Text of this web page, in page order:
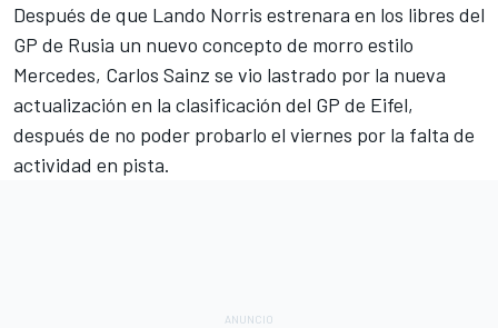
Después de que Lando Norris estrenara en los libres del
GP de Rusia un nuevo concepto de morro estilo
Mercedes, Carlos Sainz se vio lastrado por la nueva
actualización en la clasificación del GP de Eifel,
después de no poder probarlo el viernes por la falta de
actividad en pista.